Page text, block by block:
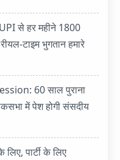
से हर महीने 1800
टाइम भुगतान हमारे
60 साल पुराना
में पेश होगी संसदीय
पार्टी के लिए